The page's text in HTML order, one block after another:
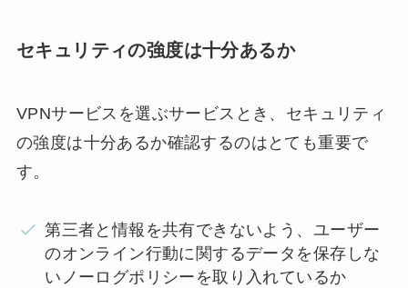
セキュリティの強度は十分あるか
VPNサービスを選ぶサービスとき、セキュリティ
の強度は十分あるか確認するのはとても重要で
す。
第三者と情報を共有できないよう、ユーザー
のオンライン行動に関するデータを保存しな
いノーログポリシーを取り入れているか